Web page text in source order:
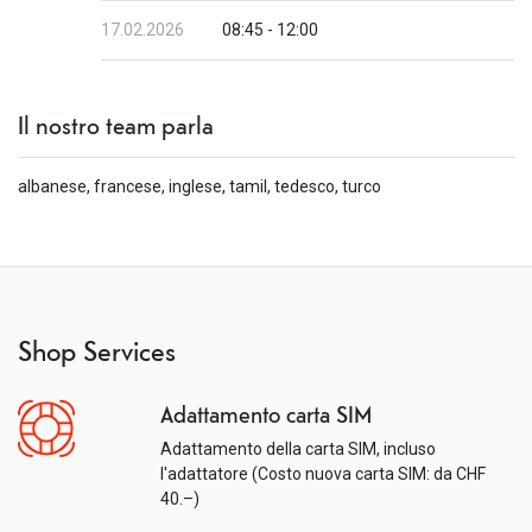
17.02.2026 08:45 - 12:00
Il nostro team parla
albanese, francese, inglese, tamil, tedesco, turco
Shop Services
Adattamento carta SIM
Adattamento della carta SIM, incluso
l'adattatore (Costo nuova carta SIM: da CHF
40.–)